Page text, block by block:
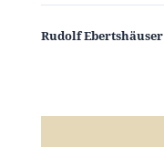
Rudolf Ebertshäuser